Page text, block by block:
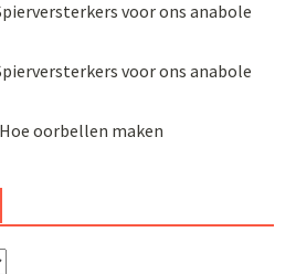
voor ons anabole
voor ons anabole
Hoe oorbellen maken